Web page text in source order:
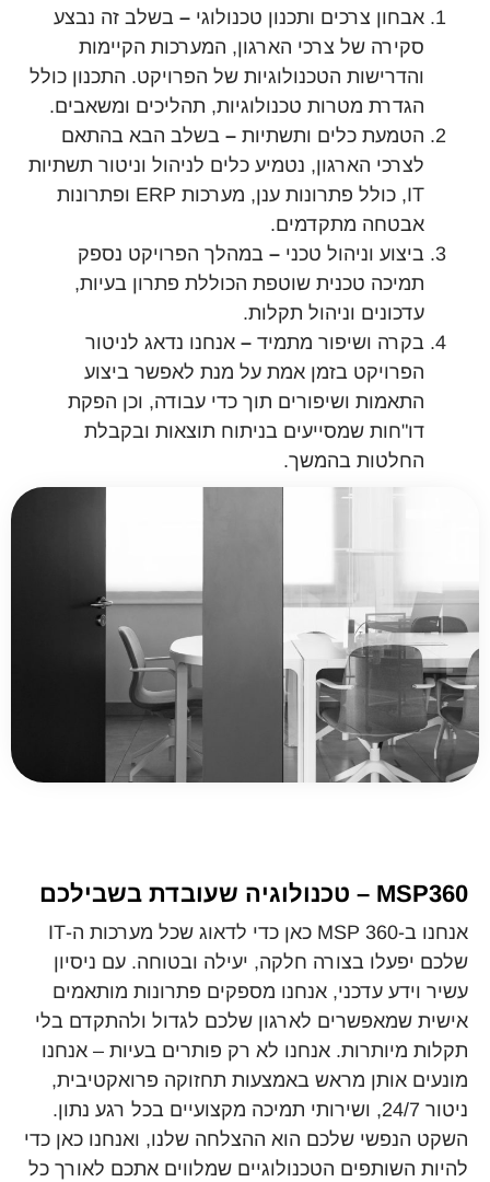
אבחון צרכים ותכנון טכנולוגי–בשלב זה נבצע
סקירה של צרכי הארגון, המערכות הקיימות
והדרישות הטכנולוגיות של הפרויקט. התכנון כולל
הגדרת מטרות טכנולוגיות, תהליכים ומשאבים.
הטמעת כלים ותשתיות–בשלב הבא בהתאם
לצרכי הארגון, נטמיע כלים לניהול וניטור תשתיות
IT, כולל פתרונות ענן, מערכות ERP ופתרונות
אבטחה מתקדמים.
ביצוע וניהול טכני–במהלך הפרויקט נספק
תמיכה טכנית שוטפת הכוללת פתרון בעיות,
עדכונים וניהול תקלות.
בקרה ושיפור מתמיד–אנחנו נדאג לניטור
הפרויקט בזמן אמת על מנת לאפשר ביצוע
התאמות ושיפורים תוך כדי עבודה, וכן הפקת
דו"חות שמסייעים בניתוח תוצאות ובקבלת
החלטות בהמשך.
MSP360 – טכנולוגיה שעובדת בשבילכם
אנחנו ב-MSP 360 כאן כדי לדאוג שכל מערכות ה-IT
שלכם יפעלו בצורה חלקה, יעילה ובטוחה. עם ניסיון
עשיר וידע עדכני, אנחנו מספקים פתרונות מותאמים
אישית שמאפשרים לארגון שלכם לגדול ולהתקדם בלי
תקלות מיותרות. אנחנו לא רק פותרים בעיות – אנחנו
מונעים אותן מראש באמצעות תחזוקה פרואקטיבית,
ניטור 24/7, ושירותי תמיכה מקצועיים בכל רגע נתון.
השקט הנפשי שלכם הוא ההצלחה שלנו, ואנחנו כאן כדי
להיות השותפים הטכנולוגיים שמלווים אתכם לאורך כל